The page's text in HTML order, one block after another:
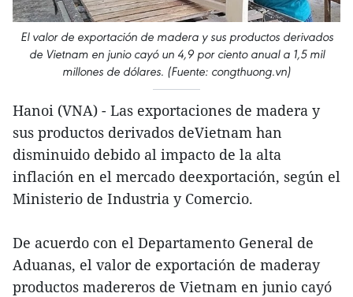
El valor de exportación de madera y sus productos derivados
de Vietnam en junio cayó un 4,9 por ciento anual a 1,5 mil
millones de dólares. (Fuente: congthuong.vn)
Hanoi (VNA) - Las exportaciones de madera y
sus productos derivados deVietnam han
disminuido debido al impacto de la alta
inflación en el mercado deexportación, según el
Ministerio de Industria y Comercio.
De acuerdo con el Departamento General de
Aduanas, el valor de exportación de maderay
productos madereros de Vietnam en junio cayó